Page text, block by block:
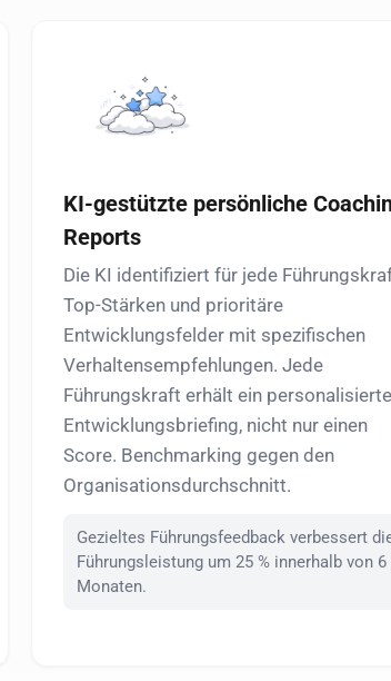
KI-gestützte persönliche
Reports
Die KI identifiziert für jede
Top-Stärken und prioritäre
Entwicklungsfelder mit spezifischen
Verhaltensempfehlungen. Jede
Führungskraft erhält ein
Entwicklungsbriefing, nicht nur einen
Score. Benchmarking gegen den
Organisationsdurchschnitt.
Gezieltes Führungsfeedback verbessert
Führungsleistung um 25 % innerhalb von 6
Monaten.